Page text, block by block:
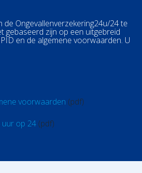
de Ongevallenverzekering24u/24 te
gebaseerd zijn op een uitgebreid
en de algemene voorwaarden. U
voorwaarden (pdf)
uur op 24 (pdf)